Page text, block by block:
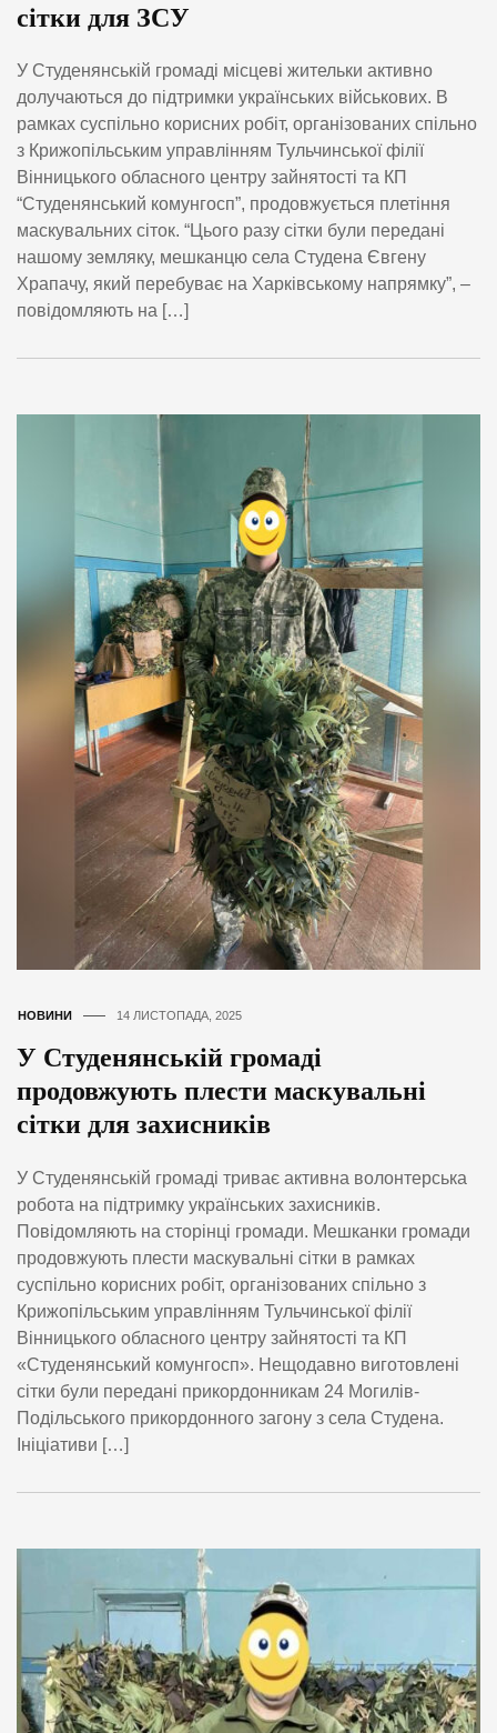
сітки для ЗСУ
У Студенянській громаді місцеві жительки активно
долучаються до підтримки українських військових. В
рамках суспільно корисних робіт, організованих спільно
з Крижопільським управлінням Тульчинської філії
Вінницького обласного центру зайнятості та КП
“Студенянський комунгосп”, продовжується плетіння
маскувальних сіток. “Цього разу сітки були передані
нашому земляку, мешканцю села Студена Євгену
Храпачу, який перебуває на Харківському напрямку”, –
повідомляють на […]
НОВИНИ 14 ЛИСТОПАДА, 2025
У Студенянській громаді
продовжують плести маскувальні
сітки для захисників
У Студенянській громаді триває активна волонтерська
робота на підтримку українських захисників.
Повідомляють на сторінці громади. Мешканки громади
продовжують плести маскувальні сітки в рамках
суспільно корисних робіт, організованих спільно з
Крижопільським управлінням Тульчинської філії
Вінницького обласного центру зайнятості та КП
«Студенянський комунгосп». Нещодавно виготовлені
сітки були передані прикордонникам 24 Могилів-
Подільського прикордонного загону з села Студена.
Ініціативи […]